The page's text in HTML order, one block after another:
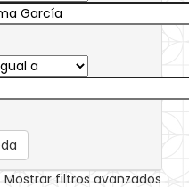
Mostrar filtros avanzados